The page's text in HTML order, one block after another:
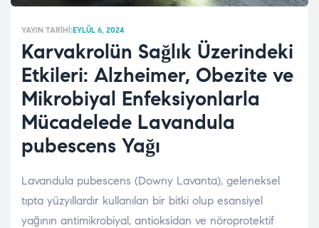
YAYIN TARIHI:EYLÜL 6, 2024
Karvakrolün Sağlık Üzerindeki
Etkileri: Alzheimer, Obezite ve
Mikrobiyal Enfeksiyonlarla
Mücadelede Lavandula
pubescens Yağı
Lavandula pubescens (Downy Lavanta), geleneksel
tıpta yüzyıllardır kullanılan bir bitki olup esansiyel
yağının antimikrobiyal, antioksidan ve nöroprotektif